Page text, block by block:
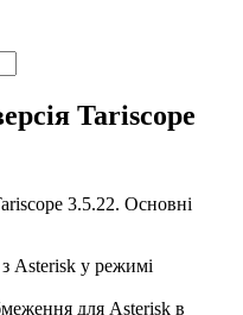
Tariscope
3.5.22. Основні
Asterisk у режимі
для Asterisk в